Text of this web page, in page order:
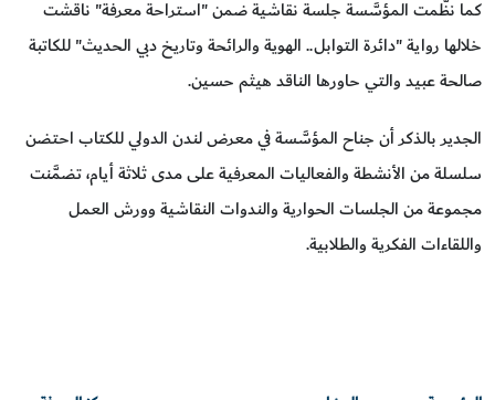
كما نظَّمت المؤسَّسة جلسة نقاشية ضمن "استراحة معرفة" ناقشت
خلالها رواية "دائرة التوابل.. الهوية والرائحة وتاريخ دبي الحديث" للكاتبة
صالحة عبيد والتي حاورها الناقد هيثم حسين.
الجدير بالذكر أن جناح المؤسَّسة في معرض لندن الدولي للكتاب احتضن
سلسلة من الأنشطة والفعاليات المعرفية على مدى ثلاثة أيام، تضمَّنت
مجموعة من الجلسات الحوارية والندوات النقاشية وورش العمل
واللقاءات الفكرية والطلابية.